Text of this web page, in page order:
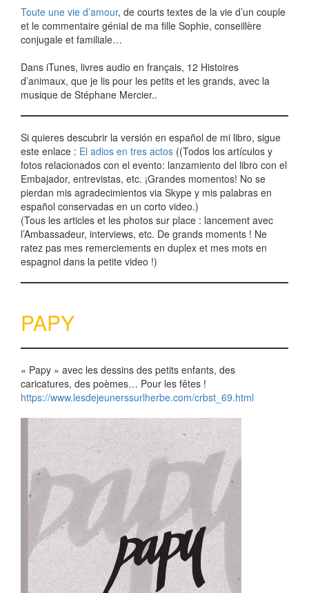
Toute une vie d’amour, de courts textes de la vie d’un couple
et le commentaire génial de ma fille Sophie, conseillère
conjugale et familiale…
Dans iTunes, livres audio en français, 12 Histoires
d’animaux, que je lis pour les petits et les grands, avec la
musique de Stéphane Mercier..
Si quieres descubrir la versión en español de mi libro, sigue
este enlace : El adios en tres actos ((Todos los artículos y
fotos relacionados con el evento: lanzamiento del libro con el
Embajador, entrevistas, etc. ¡Grandes momentos! No se
pierdan mis agradecimientos via Skype y mis palabras en
español conservadas en un corto video.)
(Tous les articles et les photos sur place : lancement avec
l’Ambassadeur, interviews, etc. De grands moments ! Ne
ratez pas mes remerciements en duplex et mes mots en
espagnol dans la petite video !)
PAPY
« Papy » avec les dessins des petits enfants, des
caricatures, des poèmes… Pour les fêtes !
https://www.lesdejeunerssurlherbe.com/crbst_69.html